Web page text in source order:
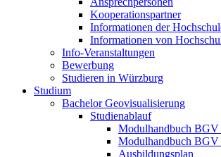
Kooperationspartner
Informationen der
Informationen von
Info-Veranstaltungen
Bewerbung
Studieren in Würzburg
Studium
Bachelor Geovisualisierung
Studienablauf
Modulhandbuch BGV
Modulhandbuch BGV
Ausbildungsplan